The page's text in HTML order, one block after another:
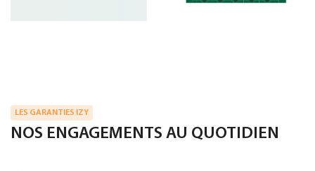
LES GARANTIES IZY
NOS ENGAGEMENTS AU QUOTIDIEN